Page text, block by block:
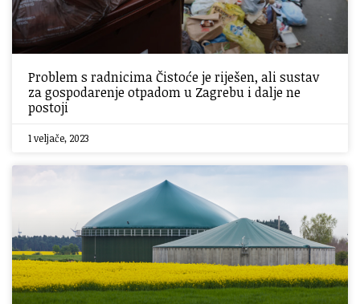
Problem s radnicima Čistoće je riješen, ali sustav
za gospodarenje otpadom u Zagrebu i dalje ne
postoji
1 veljače, 2023